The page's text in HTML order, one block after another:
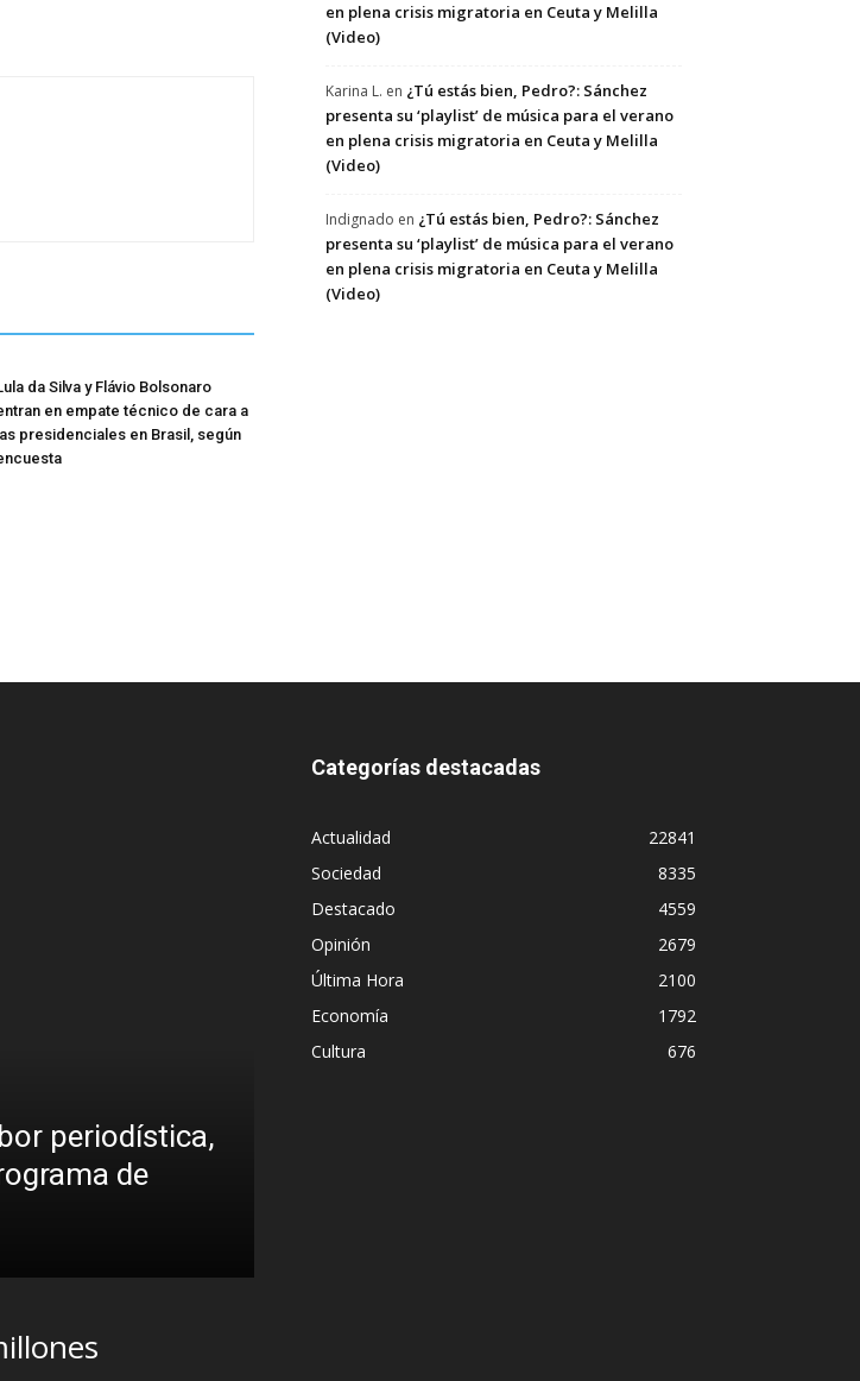
da Silva y Flávio Bolsonaro
en empate técnico de cara a
las presidenciales en Brasil, según
en plena crisis migratoria en Ceuta y Melilla
(Video)
Karina L. en ¿Tú estás bien, Pedro?: Sánchez
presenta su ‘playlist’ de música para el verano
en plena crisis migratoria en Ceuta y Melilla
(Video)
Indignado en ¿Tú estás bien, Pedro?: Sánchez
presenta su ‘playlist’ de música para el verano
en plena crisis migratoria en Ceuta y Melilla
(Video)
periodística,
de
Categorías destacadas
Actualidad
22841
Sociedad
8335
Destacado
4559
Opinión
2679
Última Hora
2100
Economía
1792
Cultura
676